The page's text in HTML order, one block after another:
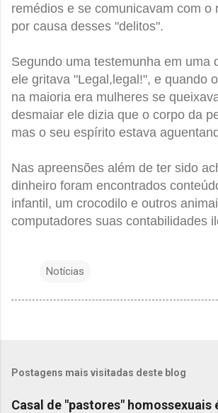
remédios e se comunicavam com o
por causa desses "delitos".
Segundo uma testemunha em uma
ele gritava "Legal,legal!", e quando
na maioria era mulheres se
desmaiar ele dizia que o corpo da
mas o seu espírito estava
Nas apreensões além de ter sido
dinheiro foram encontrados
infantil, um crocodilo e outros
computadores suas contabilidades
Notícias
Postagens mais visitadas deste blog
Casal de "pastores" homossexuais